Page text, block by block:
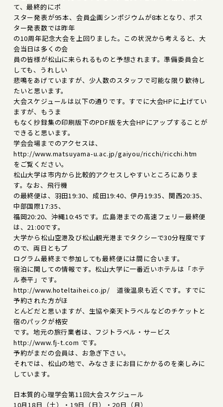
て、最終的にポ
スター発表が95本、会員企画シンポジウムが8本となり、ポス
ター発表数では昨年
の10周年記念大会を上回りました。この状況から考えると、大
会当日は多くの会
員の皆様が松山に来られるものと予想されます。準備委員会と
しても、うれしい
悲鳴をあげていますが、少人数のスタッフで可能な限り歓待し
たいと思います。
大会スケジュールは以下の通りです。すでに大会HPに上げてい
ますが、もうま
もなく抄録集の印刷版下のPDF版を大会HPにアップすることが
できると思います。
学会会場までのアクセスは、
http://www.matsuyama-u.ac.jp/gaiyou/ricchi/ricchi.htm
をご覧ください。
松山大学は市内から比較的アクセスしやすいところにありま
す。なお、飛行機
の最終便は、羽田19:30、成田19:40、伊丹19:35、関西20:35、
中部国際17:35、
福岡20:20、沖縄10:45です。広島港までの高速フェリー最終便
は、21:00です。
大学から松山空港及び松山観光港までタクシーで30分程度です
ので、両日ともプ
ログラム最終まで参加しても最終便には間に合います。
宿泊に関しての情報です。松山大学に一番近いホテルは「ホテ
ル泰平」です。
http://www.hoteltaihei.co.jp/ 道後温泉も近くです。すでに
予約された方がほ
とんどだと思いますが、生協や楽天トラベルなどのチケットと
宿のパックが格安
です。地元の旅行業者は、フジトラベル・サービス
http://www.fj-t.com です。
予約がまだの会員は、お急ぎ下さい。
それでは、松山の地で、みなさまにお目にかかるのを楽しみに
しています。
日本質的心理学会第11回大会スケジュール
10月18日（土）・19日（日）・20日（月）